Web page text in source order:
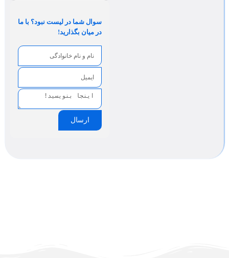
سوال شما در لیست نبود؟ با ما
در میان بگذارید!
ارسال